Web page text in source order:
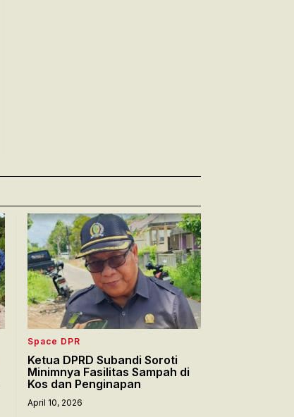
Space DPR
Ketua DPRD Subandi Soroti
Minimnya Fasilitas Sampah di
Kos dan Penginapan
April 10, 2026